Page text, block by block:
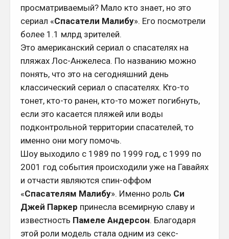
просматриваемый? Мало кто знает, но это
сериал «Спасатели Малибу». Его посмотрели
более 1.1 млрд зрителей.
Это американский сериал о спасателях на
пляжах Лос-Анжелеса. По названию можно
понять, что это на сегодняшний день
классический сериал о спасателях. Кто-то
тонет, кто-то ранен, кто-то может погибнуть,
если это касается пляжей или воды
подконтрольной территории спасателей, то
именно они могу помочь.
Шоу выходило с 1989 по 1999 год, с 1999 по
2001 год события происходили уже на Гавайях
и отчасти являются спин-оффом
«Спасателям Малибу». Именно роль Си
Джей Паркер принесла всемирную славу и
известность Памеле Андерсон. Благодаря
этой роли модель стала одним из секс-